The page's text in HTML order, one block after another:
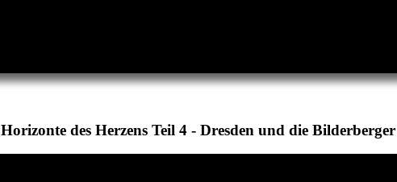
Horizonte des Herzens Teil 4 - Dresden und die